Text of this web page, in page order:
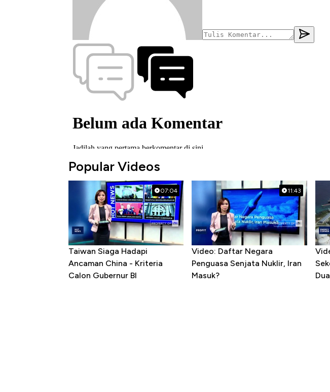
Popular Videos
07:04
Taiwan Siaga Hadapi
Ancaman China - Kriteria
Calon Gubernur BI
11:43
Video: Daftar Negara
Penguasa Senjata Nuklir, Iran
Masuk?
Dua